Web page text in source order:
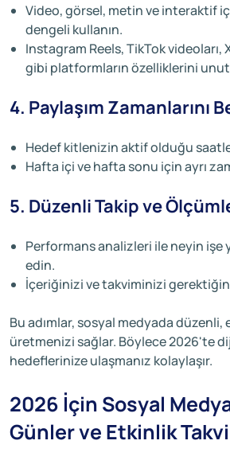
Video, görsel, metin ve interaktif
dengeli kullanın.
Instagram Reels, TikTok
gibi platformların özelliklerini
4. Paylaşım Zamanlarını
Hedef kitlenizin aktif olduğu
Hafta içi ve hafta sonu için ayrı
5. Düzenli Takip ve
Performans analizleri ile neyin işe
edin.
İçeriğinizi ve takviminizi
Bu adımlar, sosyal medyada düzenli,
üretmenizi sağlar. Böylece 2026'te
hedeflerinize ulaşmanız kolaylaşır.
2026 İçin Sosyal
Günler ve Etkinlik